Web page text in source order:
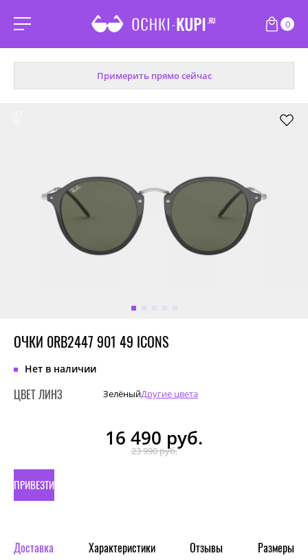
0
Примерить прямо сейчас
ОЧКИ 0RB2447 901 49 ICONS
Нет в наличии
ЦВЕТ ЛИНЗ ЗелёныйДругие цвета
16 490 руб.
23 990 руб.
ПРИВЕЗТИ
ЗАКАЗ
Доставка Характеристики Отзывы Размеры